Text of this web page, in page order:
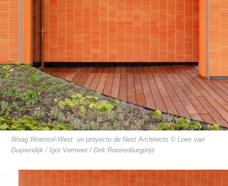
Waag Woensel-West: un proyecto de Next Architects © Loes van
Duijvendijk / Igor Vermeer / Dirk Roosenburgprijs